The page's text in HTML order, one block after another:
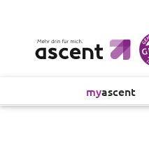
myascent
Alltagsökonomie